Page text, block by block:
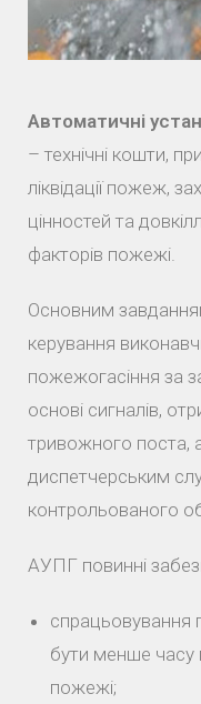
Автоматичні
– технічні кошти,
ліквідації пожеж,
цінностей та
факторів пожежі.
Основним
керування
пожежогасіння за
основі сигналів,
тривожного поста,
диспетчерським
контрольованого
АУПГ повинні
спрацьовування
бути менше часу
пожежі;